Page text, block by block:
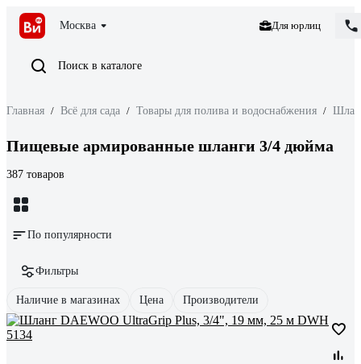
Москва Для юрлиц
Поиск в каталоге
Главная / Всё для сада / Товары для полива и водоснабжения /
Пищевые армированные шланги 3/4 дюйма
387 товаров
По популярности
Фильтры
Наличие в магазинах Цена Производители